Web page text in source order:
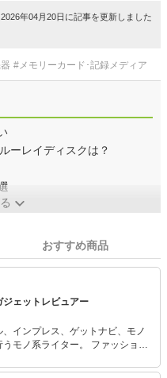
年04月20日に記事を更新しました
#メモリーカード･記録メディア
ーレイディスクは？
おすすめ商品
ェットレビュアー
インプレス、ゲットナビ、モノ
ライター。 ファッション
日の秋葉原・銀座